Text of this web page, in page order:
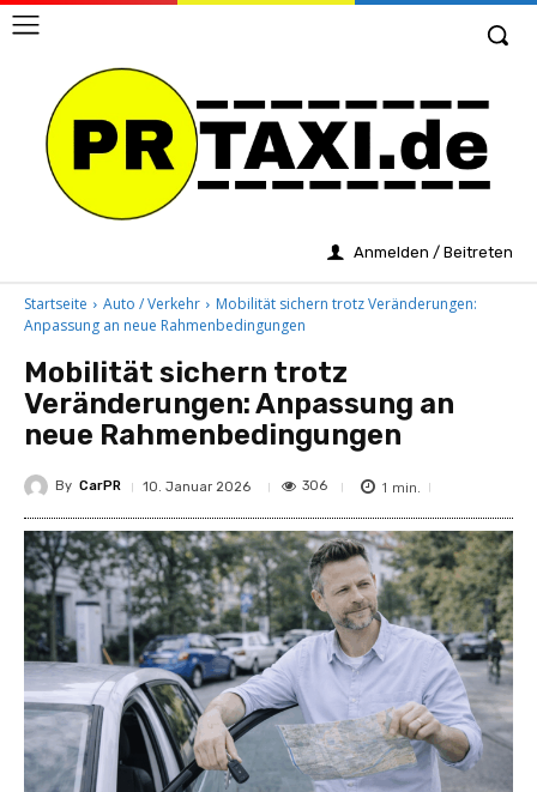
Anmelden / Beitreten
Startseite Auto / Verkehr
Mobilität sichern trotz Veränderungen:
Anpassung an neue Rahmenbedingungen
Mobilität sichern trotz
Veränderungen: Anpassung an
neue Rahmenbedingungen
By CarPR 10. Januar 2026 306 1 min.